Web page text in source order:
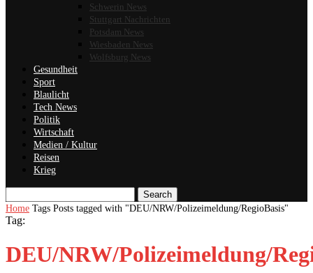
Schwerin News
Stuttgart Nachrichten
Potsdam News
Wiesbaden News
Wolfsburg News
Gesundheit
Sport
Blaulicht
Tech News
Politik
Wirtschaft
Medien / Kultur
Reisen
Krieg
Search
Home Tags Posts tagged with "DEU/NRW/Polizeimeldung/RegioBasis"
Tag:
DEU/NRW/Polizeimeldung/